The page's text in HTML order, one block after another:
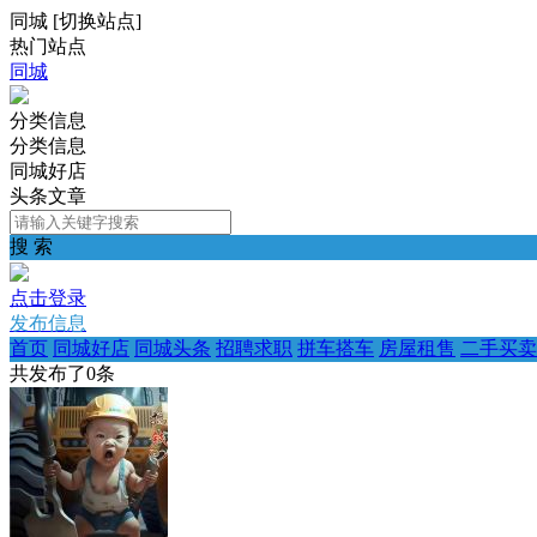
同城 [切换站点]
热门站点
同城
分类信息
分类信息
同城好店
头条文章
搜 索
点击登录
发布信息
首页 同城好店 同城头条 招聘求职 拼车搭车 房屋租售 二手买卖
共发布了0条